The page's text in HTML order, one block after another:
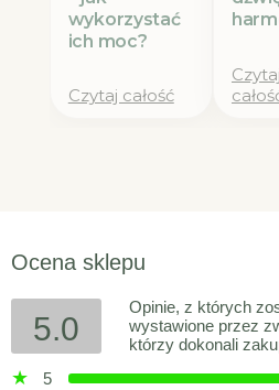
wykorzystać
ich moc?
Czytaj całość
Czytaj
Ocena sklepu
5.0
Opinie, z których
wystawione przez
którzy dokonali
5